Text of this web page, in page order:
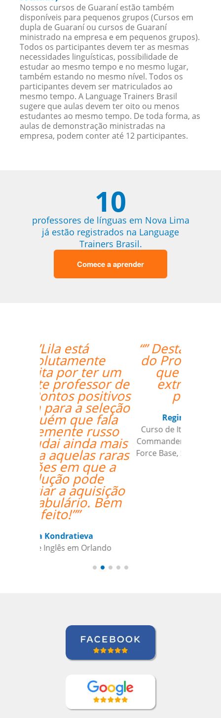
Nossos cursos de Guaraní estão também
disponíveis para pequenos grupos (Cursos em
dupla de Guaraní ou cursos de Guaraní
ministrado na empresa e em pequenos grupos).
Todos os participantes devem ter as mesmas
necessidades linguísticas, possibilidade de
estudar ao mesmo tempo e no mesmo lugar,
também estando no mesmo nível. Todos os
participantes devem ser matriculados ao
mesmo tempo. A Language Trainers Brasil
sugere que aulas devem ter oito ou menos
estudantes ao mesmo tempo. De toda forma, as
aulas de demonstração ministradas na
empresa, podem conter até 12 participantes.
10
professores de línguas em Nova Lima
já estão registrados na Language
Trainers Brasil.
Comece a aprender
“” Destaco o trabalho
do Professor Enrico,
que sempre foi
extremamente
pontual.””
Reginaldo Pontirolli
Curso de Italiano em Guarulhos,
Commander (Colonel), Brazilian Air
Force Base, São Paulo (Força Aérea
Brasileira)